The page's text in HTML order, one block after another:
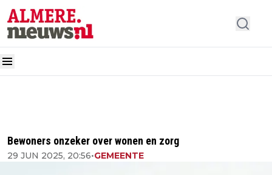
Bewoners onzeker over wonen en zorg
29 JUN 2025, 20:56•GEMEENTE